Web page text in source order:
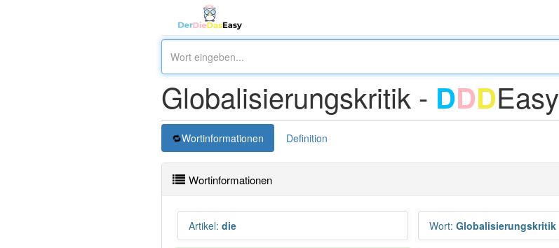
Globalisierungskritik - DDDEasy
Wortinformationen Definition
Wortinformationen
Artikel: die Wort: Globalisierungskritik